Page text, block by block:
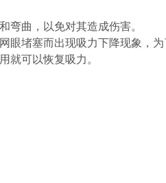
弯曲，以免对其造成伤害。
眼堵塞而出现吸力下降现象，
就可以恢复吸力。